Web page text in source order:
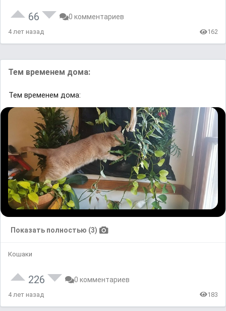
66 0 комментариев
4 лет назад 162
Тем временем дома:
Тем временем дома:
Показать полностью (3)
Кошаки
226 0 комментариев
4 лет назад 183